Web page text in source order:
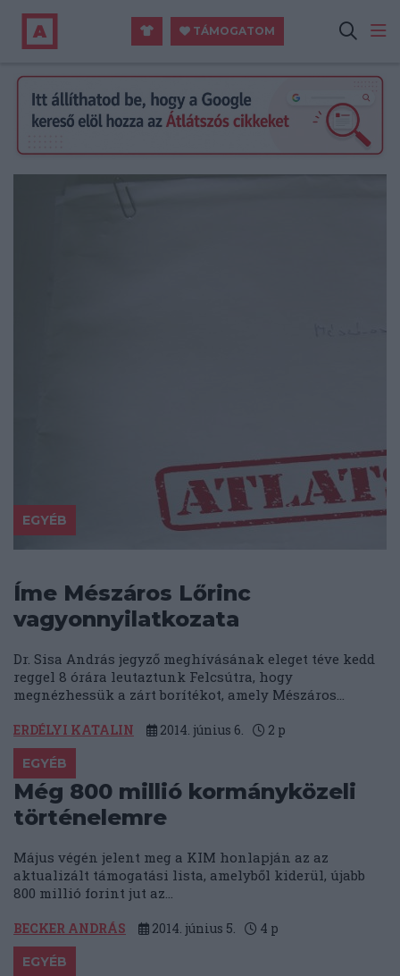
TÁMOGATOM
EGYÉB
Íme Mészáros Lőrinc
vagyonnyilatkozata
Dr. Sisa András jegyző meghívásának eleget téve kedd
reggel 8 órára leutaztunk Felcsútra, hogy
megnézhessük a zárt borítékot, amely Mészáros...
ERDÉLYI KATALIN 2014. június 6. 2 p
EGYÉB
Még 800 millió kormányközeli
történelemre
Május végén jelent meg a KIM honlapján az az
aktualizált támogatási lista, amelyből kiderül, újabb
800 millió forint jut az...
BECKER ANDRÁS 2014. június 5. 4 p
EGYÉB